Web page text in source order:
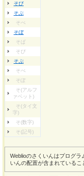
そび
そぶ
そべ
そぼ
そぱ
そぴ
そぷ
そぺ
そぽ
そ(アルフ
ァベット)
そ(タイ文
字)
そ(数字)
そ(記号)
Weblioのさくいんはプログラ
いんの配置が含まれているこ